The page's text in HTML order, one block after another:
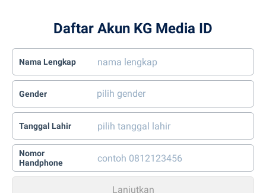
Daftar Akun KG Media ID
Nama Lengkap
Gender
Tanggal Lahir
Nomor
Handphone